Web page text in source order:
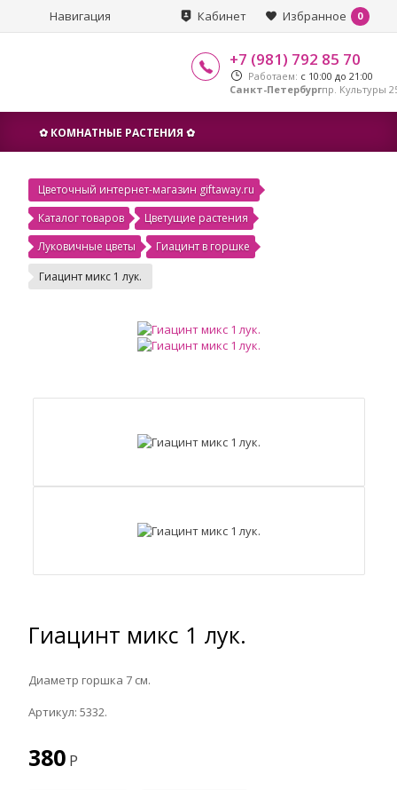
Навигация Избранное 0
Кабинет
+7 (981) 792 85 70
Работаем: с 10:00 до 21:00
Санкт-Петербургпр. Культуры
✿ КОМНАТНЫЕ РАСТЕНИЯ ✿
Цветочный интернет-магазин giftaway.ru
Каталог товаров
Цветущие растения
Луковичные цветы
Гиацинт в горшке
Гиацинт микс 1 лук.
Гиацинт микс 1 лук.
Диаметр горшка 7 см.
Артикул: 5332.
380Р